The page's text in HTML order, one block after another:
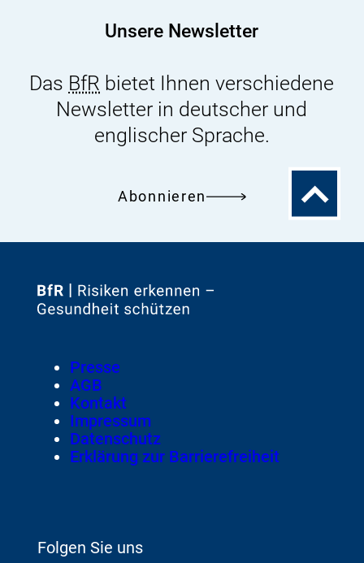
Unsere Newsletter
Das BfR bietet Ihnen verschiedene
Newsletter in deutscher und
englischer Sprache.
Abonnieren
Zum
Zur
Footer
Meta-
Navigation
Presse
AGB
Kontakt
Impressum
Datenschutz
Erklärung zur Barrierefreiheit
Folgen Sie uns